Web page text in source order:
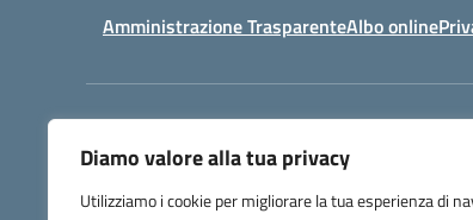
Diamo valore alla tua privacy
Utilizziamo i cookie per migliorare la tua esperienza di
Amministrazione TrasparenteAlbo online